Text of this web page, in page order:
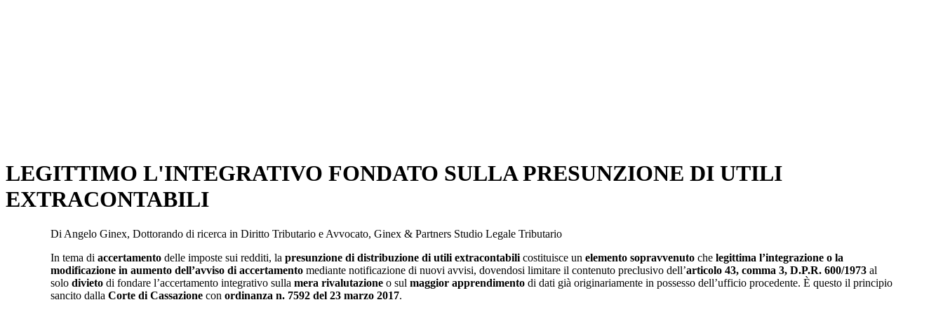
LEGITTIMO L'INTEGRATIVO FONDATO SULLA PRESUNZIONE DI UTILI
EXTRACONTABILI
Di Angelo Ginex, Dottorando di ricerca in Diritto Tributario e Avvocato, Ginex & Partners Studio Legale Tributario
In tema di accertamento delle imposte sui redditi, la presunzione di distribuzione di utili extracontabili costituisce un elemento sopravvenuto che legittima l’integrazione o la
modificazione in aumento dell’avviso di accertamento mediante notificazione di nuovi avvisi, dovendosi limitare il contenuto preclusivo dell’articolo 43, comma 3, D.P.R. 600/1973 al
solo divieto di fondare l’accertamento integrativo sulla mera rivalutazione o sul maggior apprendimento di dati già originariamente in possesso dell’ufficio procedente. È questo il principio
sancito dalla Corte di Cassazione con ordinanza n. 7592 del 23 marzo 2017.